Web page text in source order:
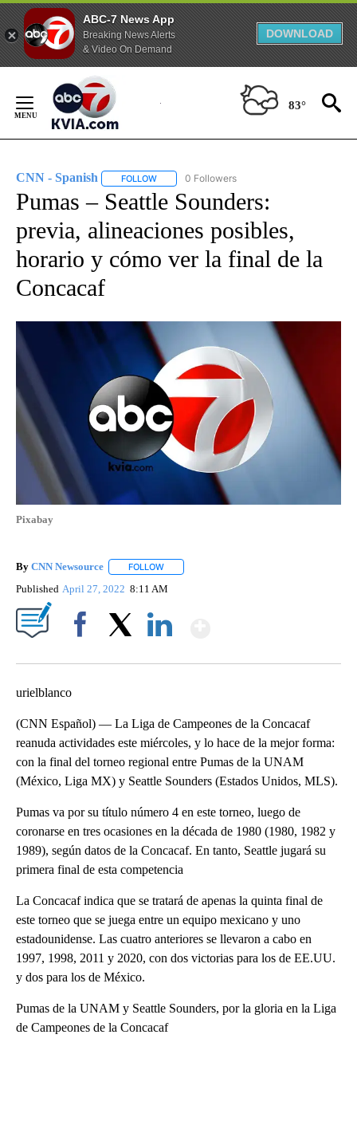
ABC-7 News App
Breaking News Alerts
& Video On Demand
DOWNLOAD
Content
83°
CNN - Spanish FOLLOW FOLLOW "CNN - SPANISH" TO RECEIVE
0 Followers
Pumas – Seattle Sounders:
previa, alineaciones posibles,
horario y cómo ver la final de la
Concacaf
Pixabay
By CNN Newsource FOLLOW
Published April 27, 2022 8:11 AM
urielblanco
(CNN Español) — La Liga de Campeones de la Concacaf
reanuda actividades este miércoles, y lo hace de la mejor forma:
con la final del torneo regional entre Pumas de la UNAM
(México, Liga MX) y Seattle Sounders (Estados Unidos, MLS).
Pumas va por su título número 4 en este torneo, luego de
coronarse en tres ocasiones en la década de 1980 (1980, 1982 y
1989), según datos de la Concacaf. En tanto, Seattle jugará su
primera final de esta competencia
La Concacaf indica que se tratará de apenas la quinta final de
este torneo que se juega entre un equipo mexicano y uno
estadounidense. Las cuatro anteriores se llevaron a cabo en
1997, 1998, 2011 y 2020, con dos victorias para los de EE.UU.
y dos para los de México.
Pumas de la UNAM y Seattle Sounders, por la gloria en la Liga
de Campeones de la Concacaf